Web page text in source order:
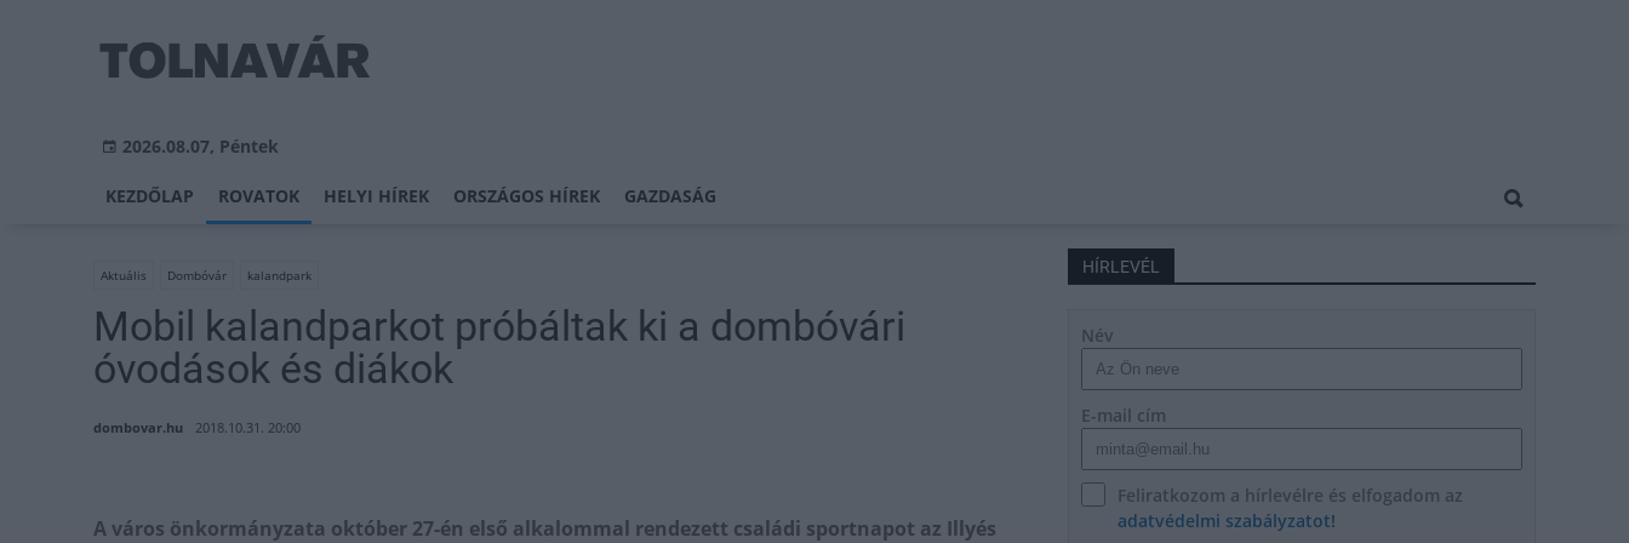
2026.08.07, Péntek
KEZDŐLAP ROVATOK HELYI HÍREK ORSZÁGOS HÍREK GAZDASÁG
Aktuális Dombóvár kalandpark
Mobil kalandparkot próbáltak ki a dombóvári
óvodások és diákok
dombovar.hu 2018.10.31. 20:00
A város önkormányzata október 27-én első alkalommal rendezett családi sportnapot az Illyés
HÍRLEVÉL
Név
E-mail cím
Feliratkozom a hírlevélre és elfogadom az
adatvédelmi szabályzatot!